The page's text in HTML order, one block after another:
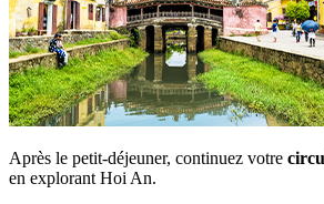
Après le petit-déjeuner, continuez votre
en explorant Hoi An.